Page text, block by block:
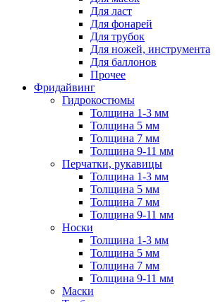
Для ласт
Для фонарей
Для трубок
Для ножей, инструмента
Для баллонов
Прочее
Фридайвинг
Гидрокостюмы
Толщина 1-3 мм
Толщина 5 мм
Толщина 7 мм
Толщина 9-11 мм
Перчатки, рукавицы
Толщина 1-3 мм
Толщина 5 мм
Толщина 7 мм
Толщина 9-11 мм
Носки
Толщина 1-3 мм
Толщина 5 мм
Толщина 7 мм
Толщина 9-11 мм
Маски